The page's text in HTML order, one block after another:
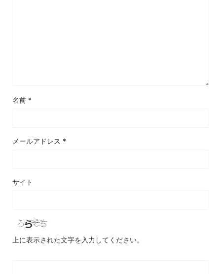
名前 *
メールアドレス *
サイト
上に表示された文字を入力してください。